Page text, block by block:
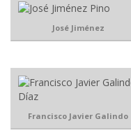
José Jiménez
Francisco Javier Galindo